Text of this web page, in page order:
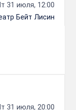
31 июля, 12:00
Бейт Лисин
31 июля, 20:00